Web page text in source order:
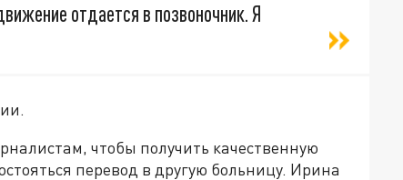
отдается в позвоночник. Я
чтобы получить качественную
перевод в другую больницу. Ирина